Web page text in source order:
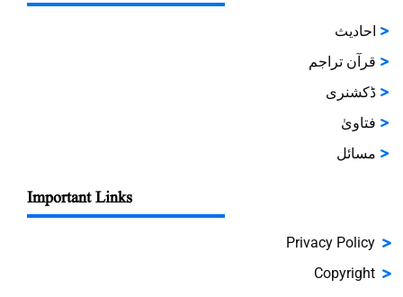
احادیث
قرآن تراجم
ڈکشنری
فتاویٰ
مسائل
Important Links
Privacy Policy
Copyright